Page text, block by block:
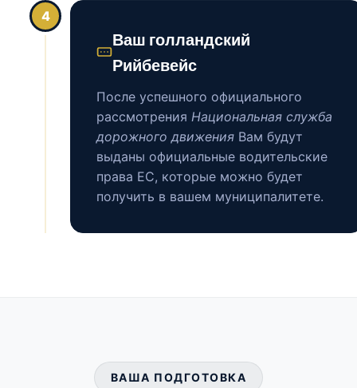
4
Ваш голландский
Рийбевейс
После успешного официального
рассмотрения Национальная служба
дорожного движения Вам будут
выданы официальные водительские
права ЕС, которые можно будет
получить в вашем муниципалитете.
ВАША ПОДГОТОВКА